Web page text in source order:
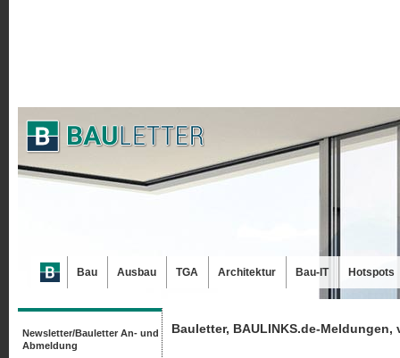
Bauletter, BAULINKS.de-Meldungen,
Newsletter/Bauletter An- und
Abmeldung
Bau Ausbau TGA Architektur Bau-IT Hotspots